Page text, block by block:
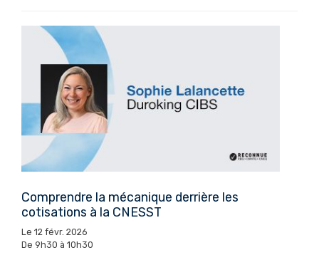
Comprendre la mécanique derrière les
cotisations à la CNESST
Le 12 févr. 2026
De 9h30 à 10h30